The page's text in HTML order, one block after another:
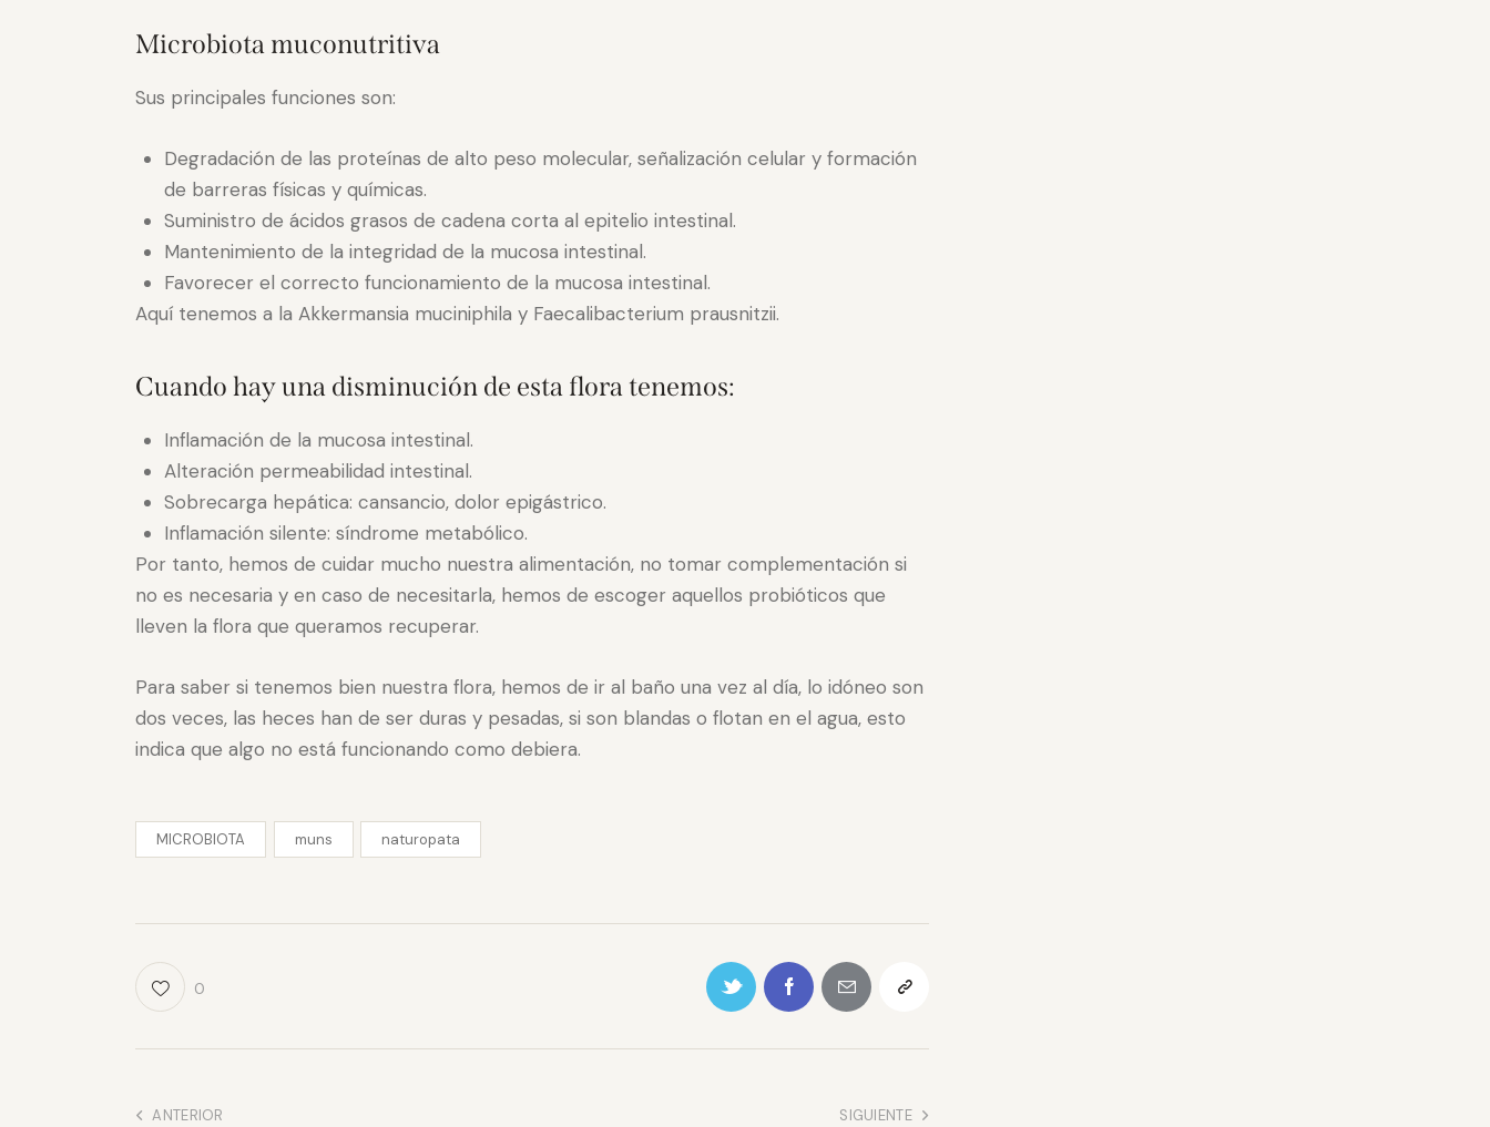
Microbiota muconutritiva
Sus principales funciones son:
Degradación de las proteínas de alto peso molecular, señalización celular y formación
de barreras físicas y químicas.
Suministro de ácidos grasos de cadena corta al epitelio intestinal.
Mantenimiento de la integridad de la mucosa intestinal.
Favorecer el correcto funcionamiento de la mucosa intestinal.
Aquí tenemos a la Akkermansia muciniphila y Faecalibacterium prausnitzii.
Cuando hay una disminución de esta flora tenemos:
Inflamación de la mucosa intestinal.
Alteración permeabilidad intestinal.
Sobrecarga hepática: cansancio, dolor epigástrico.
Inflamación silente: síndrome metabólico.
Por tanto, hemos de cuidar mucho nuestra alimentación, no tomar complementación si
no es necesaria y en caso de necesitarla, hemos de escoger aquellos probióticos que
lleven la flora que queramos recuperar.
Para saber si tenemos bien nuestra flora, hemos de ir al baño una vez al día, lo idóneo son
dos veces, las heces han de ser duras y pesadas, si son blandas o flotan en el agua, esto
indica que algo no está funcionando como debiera.
MICROBIOTA muns naturopata
0
ANTERIOR SIGUIENTE